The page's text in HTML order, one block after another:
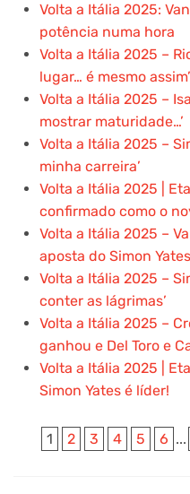
Volta a Itália 2025:
potência numa hora
Volta a Itália 2025 –
lugar… é mesmo assim’
Volta a Itália 2025 –
mostrar maturidade…’
Volta a Itália 2025 –
minha carreira’
Volta a Itália 2025 |
confirmado como o
Volta a Itália 2025 –
aposta do Simon
Volta a Itália 2025 –
conter as lágrimas’
Volta a Itália 2025 –
ganhou e Del Toro e
Volta a Itália 2025 |
Simon Yates é líder!
1 2 3 4 5 6 ...